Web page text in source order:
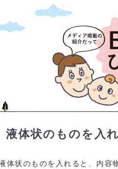
液体状のものを入
体状のものを入れると、内容